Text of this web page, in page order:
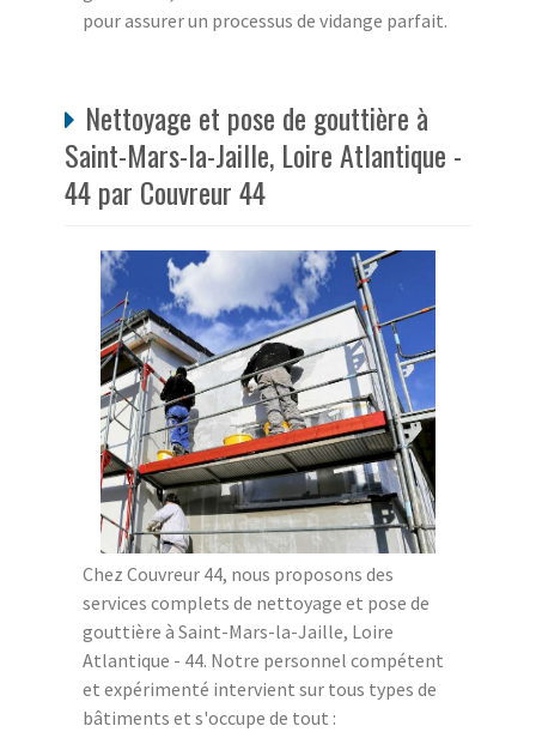
pour assurer un processus de vidange parfait.
Nettoyage et pose de gouttière à
Saint-Mars-la-Jaille, Loire Atlantique -
44 par Couvreur 44
Chez Couvreur 44, nous proposons des
services complets de nettoyage et pose de
gouttière à Saint-Mars-la-Jaille, Loire
Atlantique - 44. Notre personnel compétent
et expérimenté intervient sur tous types de
bâtiments et s'occupe de tout :